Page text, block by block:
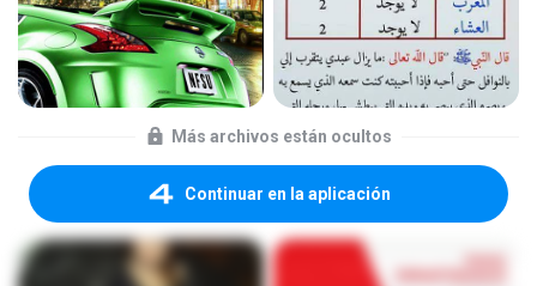
Más archivos están ocultos
Continuar en la aplicación